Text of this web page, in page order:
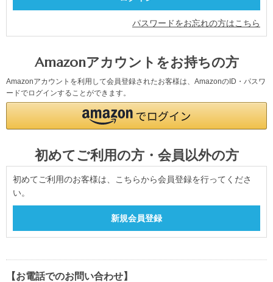
パスワードをお忘れの方はこちら
Amazonアカウントをお持ちの方
Amazonアカウントを利用して会員登録されたお客様は、AmazonのID・パスワ
ードでログインすることができます。
初めてご利用の方・会員以外の方
初めてご利用のお客様は、こちらから会員登録を行ってくださ
い。
【お電話でのお問い合わせ】